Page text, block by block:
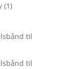
(1)
til
til